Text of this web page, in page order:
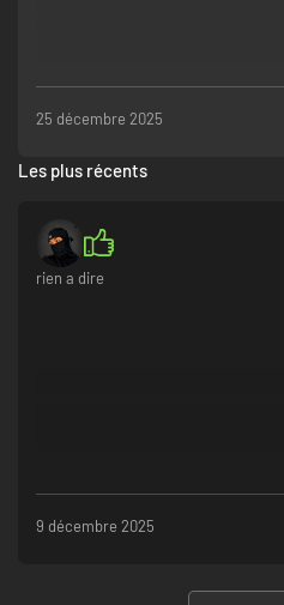
25 décembre 2025
Les plus récents
rien a dire
9 décembre 2025